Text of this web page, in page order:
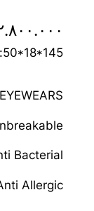
Bacterial
Allergic